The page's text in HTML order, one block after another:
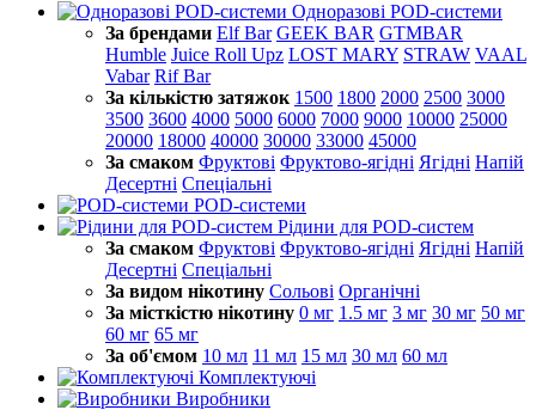
Одноразові POD-системи
За брендами Elf Bar GEEK BAR GTMBAR
Humble Juice Roll Upz LOST MARY STRAW VAAL
Vabar Rif Bar
За кількістю затяжок 1500 1800 2000 2500 3000
3500 3600 4000 5000 6000 7000 9000 10000 25000
20000 18000 40000 30000 33000 45000
За смаком Фруктові Фруктово-ягідні Ягідні Напій
Десертні Спеціальні
POD-системи
Рідини для POD-систем
За смаком Фруктові Фруктово-ягідні Ягідні Напій
Десертні Спеціальні
За видом нікотину Сольові Органічні
За місткістю нікотину 0 мг 1.5 мг 3 мг 30 мг 50 мг
60 мг 65 мг
За об'ємом 10 мл 11 мл 15 мл 30 мл 60 мл
Комплектуючі
Виробники